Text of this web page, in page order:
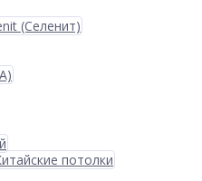
(Селенит)
потолки